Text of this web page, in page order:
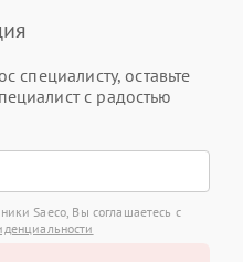
специалисту, оставьте
с радостью
Saeco, Вы соглашаетесь с